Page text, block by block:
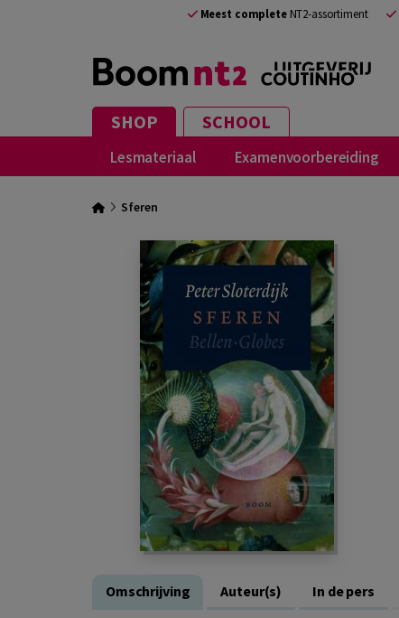
Meest completeNT2-assortiment
SHOP SCHOOL
Lesmateriaal Examenvoorbereiding
Sferen
Omschrijving Auteur(s) In de pers